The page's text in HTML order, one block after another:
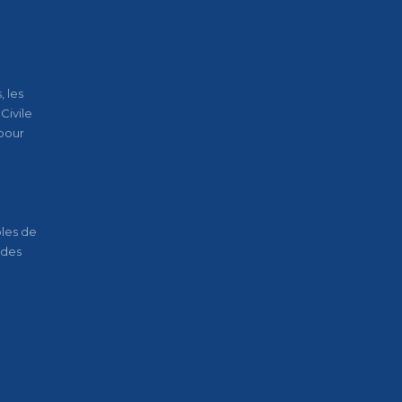
les
de